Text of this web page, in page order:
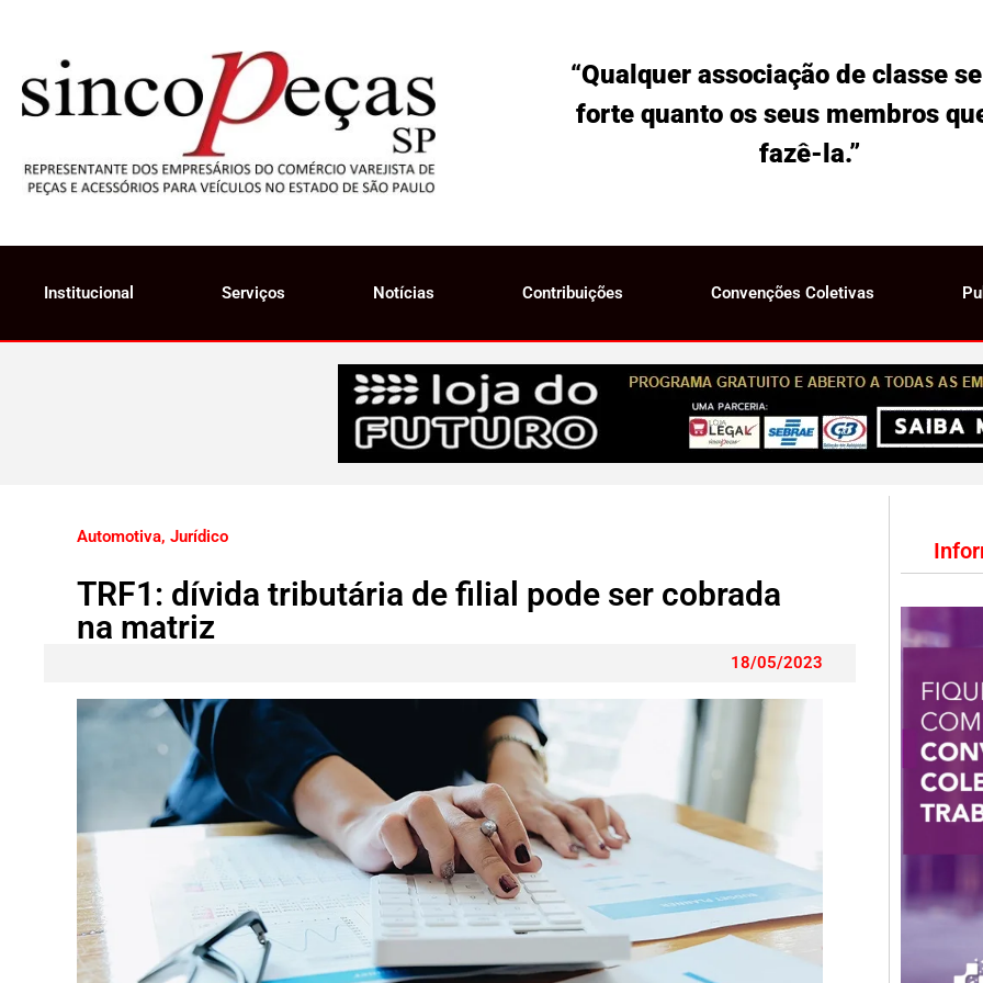
“Qualquer associação de classe
forte quanto os seus membros
fazê-la.”
Institucional Serviços Notícias Contribuições Convenções Coletivas
Automotiva, Jurídico
TRF1: dívida tributária de filial pode ser cobrada
na matriz
18/05/2023